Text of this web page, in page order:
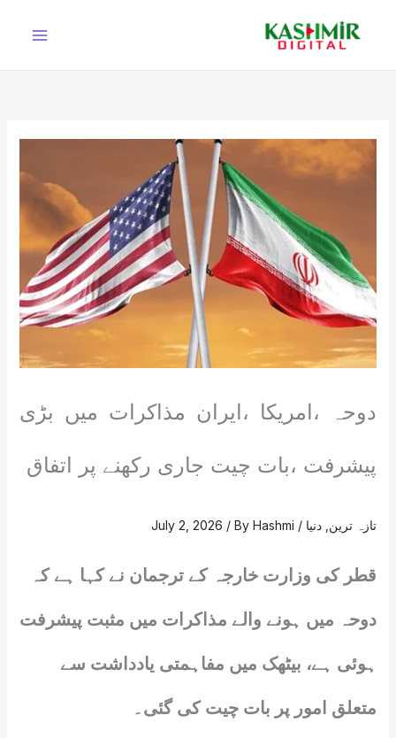
دوحہ ،امریکا ،ایران مذاکرات میں بڑی
پیشرفت ،بات چیت جاری رکھنے پر اتفاق
تازہ ترین دنیا /
July 2, 2026 / ByHashmi
قطر کی وزارت خارجہ کے ترجمان نے کہا ہے کہ
دوحہ میں ہونے والے مذاکرات میں مثبت پیشرفت
ہوئی ہے، بیٹھک میں مفاہمتی یادداشت سے
متعلق امور پر بات چیت کی گئی۔